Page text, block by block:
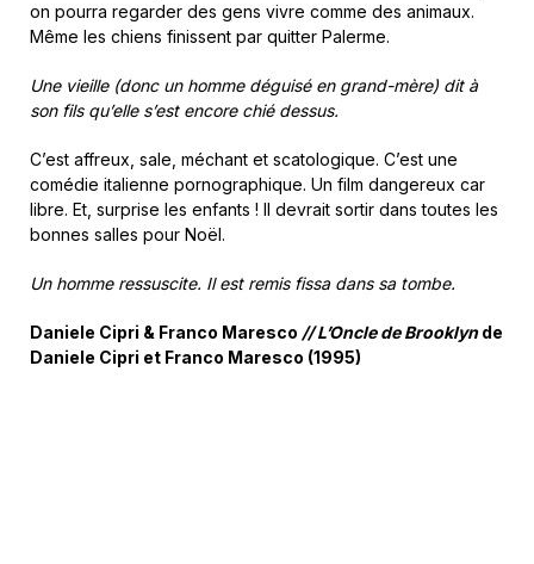
on pourra regarder des gens vivre comme des animaux.
Même les chiens finissent par quitter Palerme.
Une vieille (donc un homme déguisé en grand-mère) dit à
son fils qu’elle s’est encore chié dessus.
C’est affreux, sale, méchant et scatologique. C’est une
comédie italienne pornographique. Un film dangereux car
libre. Et, surprise les enfants ! Il devrait sortir dans toutes les
bonnes salles pour Noël.
Un homme ressuscite. Il est remis fissa dans sa tombe.
Daniele Cipri & Franco Maresco // L’Oncle de Brooklynde
Daniele Cipri et Franco Maresco (1995)